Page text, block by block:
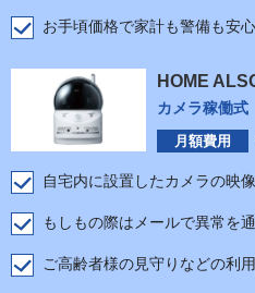
お手頃価格で家計も警備も安心
HOME
カメラ稼働式
月額費用
自宅内に設置したカメラの映
もしもの際はメールで異常を
ご高齢者様の見守りなどの利